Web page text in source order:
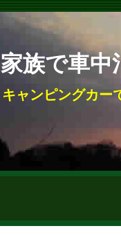
家族で車中
キャンピングカー